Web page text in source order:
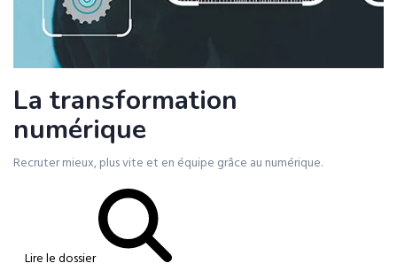
La transformation
numérique
Recruter mieux, plus vite et en équipe grâce au numérique.
Lire le dossier